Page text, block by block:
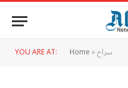
YOU ARE AT: Home»سراح